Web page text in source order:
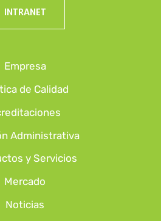
INTRANET
Empresa
de Calidad
Administrativa
y Servicios
Mercado
Noticias